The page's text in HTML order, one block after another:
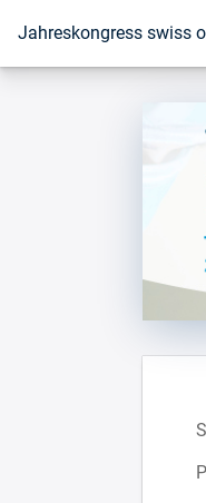
Zur Startseite
Jahreskongress swiss